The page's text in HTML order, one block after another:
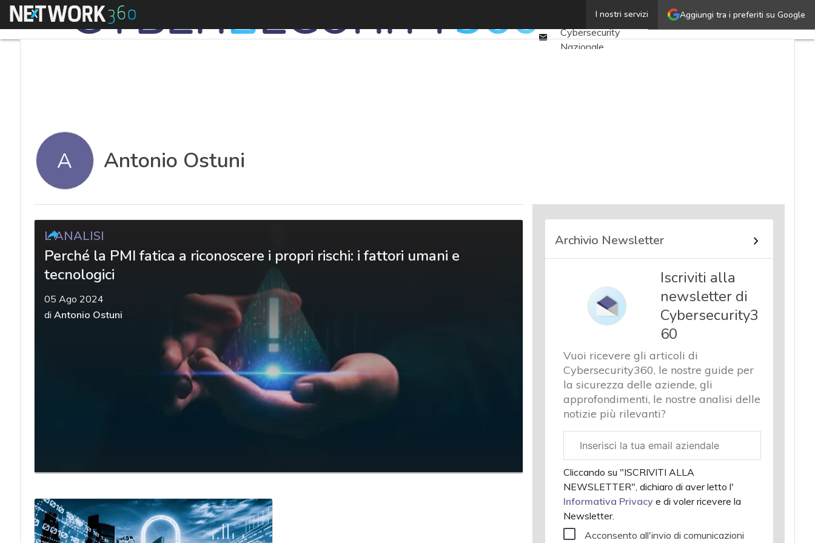
Aggiungi tra i preferiti su Google
I nostri servizi
Menu
Email
Ultimi articoli
Cybersecurity
Nazionale
Corsi cybersecurity
Chi siamo
A Antonio Ostuni
L'ANALISI
Perché la PMI fatica a riconoscere i propri rischi: i fattori umani e
tecnologici
05 Ago 2024
di Antonio Ostuni
Archivio Newsletter
Iscriviti alla
newsletter di
Cybersecurity3
60
Vuoi ricevere gli articoli di
Cybersecurity360, le nostre guide per
la sicurezza delle aziende, gli
approfondimenti, le nostre analisi delle
notizie più rilevanti?
aziendale
Cliccando su "ISCRIVITI ALLA
NEWSLETTER", dichiaro di aver letto l'
Informativa Privacy e di voler ricevere la
Newsletter.
Acconsento all'invio di comunicazioni